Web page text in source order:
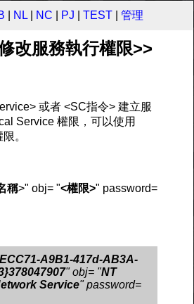
NL| NC PJ TEST 管理
改服務執行權限>>
或者 <SC指令> 建立服
Service 權限，可以使用
。
稱>" obj= "<權限>" password=
A9B1-417d-AB3A-
" obj= "NT
Service" password=